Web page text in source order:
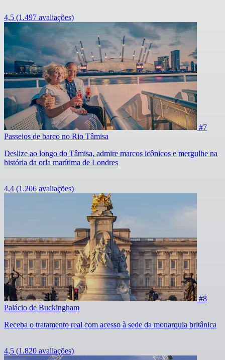
4,5 (1.497 avaliações)
#7
Passeios de barco no Rio Tâmisa
Deslize ao longo do Tâmisa, admire marcos icônicos e mergulhe na
história da orla marítima de Londres
4,4 (1.206 avaliações)
#8
Palácio de Buckingham
Receba o tratamento real com acesso à sede da monarquia britânica
4,5 (1.820 avaliações)